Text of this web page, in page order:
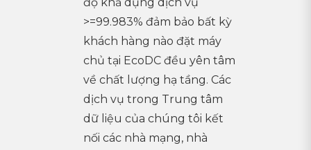
>=99.983% đảm bảo bất kỳ
khách hàng nào đặt máy
chủ tại EcoDC đều yên tâm
về chất lượng hạ tầng. Các
dịch vụ trong Trung tâm
dữ liệu của chúng tôi kết
nối các nhà mạng, nhà